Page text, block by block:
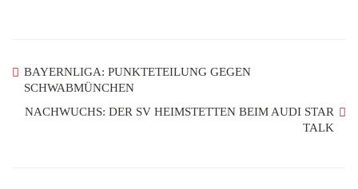
BAYERNLIGA: PUNKTETEILUNG GEGEN
SCHWABMÜNCHEN
NACHWUCHS: DER SV HEIMSTETTEN BEIM AUDI STAR
TALK